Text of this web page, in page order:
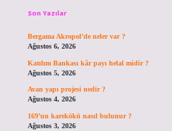
Son Yazılar
Bergama Akropol’de neler var ?
Ağustos 6, 2026
Katılım Bankası kâr payı helal midir ?
Ağustos 5, 2026
Avan yapı projesi nedir ?
Ağustos 4, 2026
169’un karekökü nasıl bulunur ?
Ağustos 3, 2026